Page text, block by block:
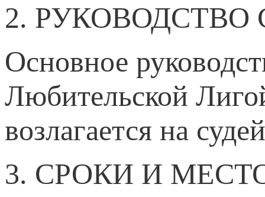
2.
Основное
Любительской
возлагается на
3. СРОКИ И